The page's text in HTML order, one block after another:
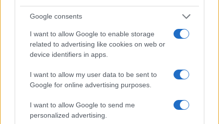
Google consents
I want to allow Google to enable storage
related to advertising like cookies on web or
device identifiers in apps.
I want to allow my user data to be sent to
Google for online advertising purposes.
I want to allow Google to send me
personalized advertising.
Apákat támogató intézkedést ír alá a kormányzó.
Az elmúlt héten DeSantis enyhe gúnnyal
beszéltTrump jelenleg is zajló ügyével